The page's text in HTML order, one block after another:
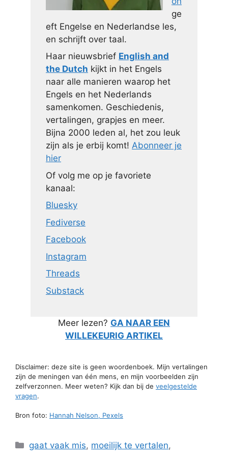
ge
eft Engelse en Nederlandse les,
en schrijft over taal.
Haar nieuwsbrief English and
the Dutch kijkt in het Engels
naar alle manieren waarop het
Engels en het Nederlands
samenkomen. Geschiedenis,
vertalingen, grapjes en meer.
Bijna 2000 leden al, het zou leuk
zijn als je erbij komt! Abonneer je
hier
Of volg me op je favoriete
kanaal:
Bluesky
Fediverse
Facebook
Instagram
Threads
Substack
Meer lezen? GA NAAR EEN
WILLEKEURIG ARTIKEL
Disclaimer: deze site is geen woordenboek. Mijn vertalingen
zijn de meningen van één mens, en mijn voorbeelden zijn
zelfverzonnen. Meer weten? Kijk dan bij de veelgestelde
vragen.
Bron foto: Hannah Nelson, Pexels
Categorieën
gaat vaak mis, moeilijk te vertalen,